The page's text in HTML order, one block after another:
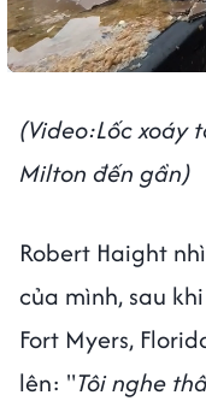
(Video:Lốc xoáy
Milton đến gần)
Robert Haight
của mình, sau
Fort Myers,
lên: "Tôi nghe